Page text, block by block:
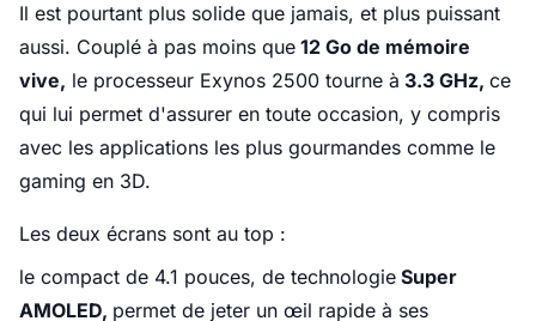
Il est pourtant plus solide que jamais, et plus puissant
aussi. Couplé à pas moins que 12 Go de mémoire
vive, le processeur Exynos 2500 tourne à 3.3 GHz, ce
qui lui permet d'assurer en toute occasion, y compris
avec les applications les plus gourmandes comme le
gaming en 3D.
Les deux écrans sont au top :
le compact de 4.1 pouces, de technologie Super
AMOLED, permet de jeter un œil rapide à ses